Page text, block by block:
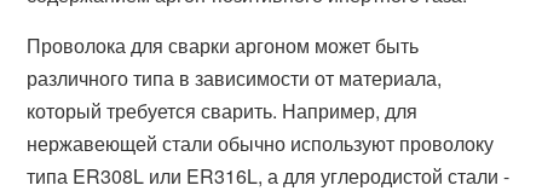
Проволока для сварки аргоном может быть
различного типа в зависимости от материала,
который требуется сварить. Например, для
нержавеющей стали обычно используют проволоку
типа ER308L или ER316L, а для углеродистой стали -